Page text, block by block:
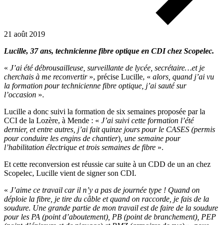
21 août 2019
Lucille, 37 ans, technicienne fibre optique en CDI chez Scopelec.
« J’ai été débrousailleuse, surveillante de lycée, secrétaire…et je
cherchais à me reconvertir», précise Lucille, « alors, quand j’ai vu
la formation pour technicienne fibre optique, j’ai sauté sur
l’occasion ».
Lucille a donc suivi la formation de six semaines proposée par la
CCI de la Lozère, à Mende : « J’ai suivi cette formation l’été
dernier, et entre autres, j’ai fait quinze jours pour le CASES (permis
pour conduire les engins de chantier) , une semaine pour
l’habilitation électrique et trois semaines de fibre ».
Et cette reconversion est réussie car suite à un CDD de un an chez
Scopelec, Lucille vient de signer son CDI.
« J’aime ce travail car il n’y a pas de journée type ! Quand on
déploie la fibre, je tire du câble et quand on raccorde, je fais de la
soudure. Une grande partie de mon travail est de faire de la soudure
pour les PA (point d’aboutement), PB (point de branchement), PEP